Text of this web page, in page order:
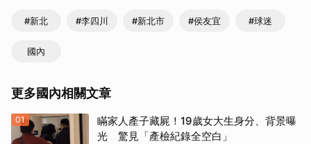
#新北 #李四川 #新北市 #侯友宜 #球迷
國內
更多國內相關文章
01
瞞家人產子藏屍！19歲女大生身分、背景曝
光 驚見「產檢紀錄全空白」